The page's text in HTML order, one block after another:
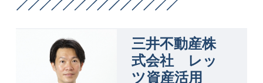
三井不動産株
式会社 レッ
ツ資産活用